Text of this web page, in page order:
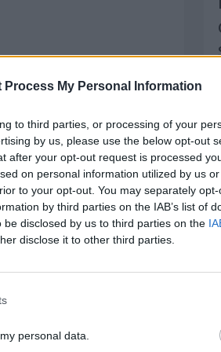
Process My Personal Information
to third parties, or processing of your
by us, please use the below opt-out
after your opt-out request is processed
on personal information utilized by us
to your opt-out. You may separately
by third parties on the IAB’s list of
disclosed by us to third parties on the
disclose it to other third parties.
personal data.
anteriores
que participe en
Día Mundial de la
papel de los jóvenes